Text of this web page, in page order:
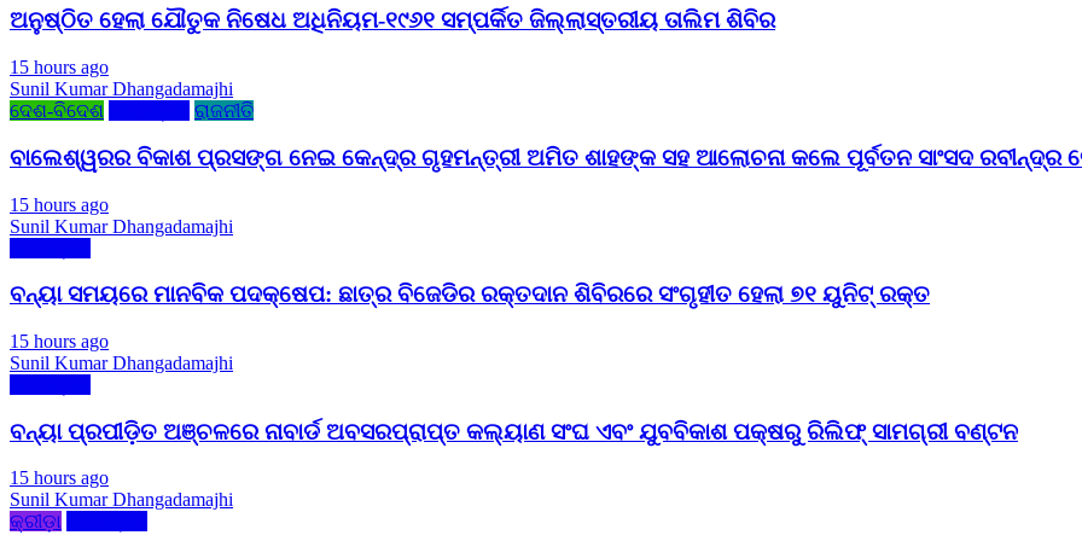
ଅନୁଷ୍ଠିତ ହେଲା ଯୌତୁକ ନିଷେଧ ଅଧିନିୟମ-୧୯୬୧ ସମ୍ପର୍କିତ ଜିଲ୍ଲାସ୍ତରୀୟ ତାଲିମ ଶିବିର
15 hours ago
Sunil Kumar Dhangadamajhi
ଦେଶ-ବିଦେଶ
ରାଜନୀତି
ବାଲେଶ୍ୱରର ବିକାଶ ପ୍ରସଙ୍ଗ ନେଇ କେନ୍ଦ୍ର ଗୃହମନ୍ତ୍ରୀ ଅମିତ ଶାହଙ୍କ ସହ ଆଲୋଚନା କଲେ ପୂର୍ବତନ ସାଂସଦ ରବୀନ୍ଦ୍ର
15 hours ago
Sunil Kumar Dhangadamajhi
ବନ୍ୟା ସମୟରେ ମାନବିକ ପଦକ୍ଷେପ: ଛାତ୍ର ବିଜେଡିର ରକ୍ତଦାନ ଶିବିରରେ ସଂଗୃହୀତ ହେଲା ୭୧ ୟୁନିଟ୍ ରକ୍ତ
15 hours ago
Sunil Kumar Dhangadamajhi
ବନ୍ୟା ପ୍ରପୀଡ଼ିତ ଅଞ୍ଚଳରେ ନାବାର୍ଡ ଅବସରପ୍ରାପ୍ତ କଲ୍ୟାଣ ସଂଘ ଏବଂ ଯୁବବିକାଶ ପକ୍ଷରୁ ରିଲିଫ୍ ସାମଗ୍ରୀ ବଣ୍ଟନ
15 hours ago
Sunil Kumar Dhangadamajhi
କ୍ରୀଡ଼ା